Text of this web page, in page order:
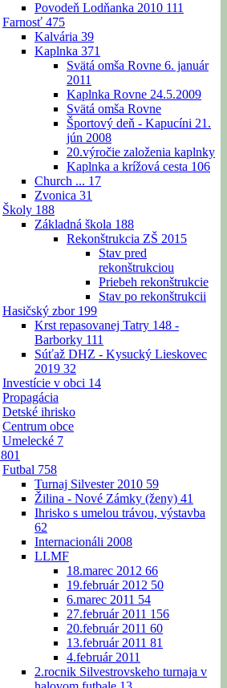
Povodeň Lodňanka 2010 111
Farnosť 475
Kalvária 39
Kaplnka 371
Svätá omša Rovne 6. január
2011
Kaplnka Rovne 24.5.2009
Svätá omša Rovne
Športový deň - Kapucíni 21.
jún 2008
20.výročie založenia kaplnky
Kaplnka a krížová cesta 106
Church ... 17
Zvonica 31
Školy 188
Základná škola 188
Rekonštrukcia ZŠ 2015
Stav pred
rekonštrukciou
Priebeh rekonštrukcie
Stav po rekonštrukcii
Hasičský zbor 199
Krst repasovanej Tatry 148 -
Barborky 111
Súťaž DHZ - Kysucký Lieskovec
2019 32
Investície v obci 14
Propagácia
Detské ihrisko
Centrum obce
Umelecké 7
801
Futbal 758
Turnaj Silvester 2010 59
Žilina - Nové Zámky (ženy) 41
Ihrisko s umelou trávou, výstavba
62
Internacionáli 2008
LLMF
18.marec 2012 66
19.február 2012 50
6.marec 2011 54
27.február 2011 156
20.február 2011 60
13.február 2011 81
4.február 2011
2.rocnik Silvestrovskeho turnaja v